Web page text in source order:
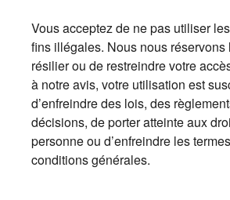
Vous acceptez de ne pas utiliser
fins illégales. Nous nous réservons
résilier ou de restreindre votre
à notre avis, votre utilisation est
d’enfreindre des lois, des
décisions, de porter atteinte aux
personne ou d’enfreindre les
conditions générales.